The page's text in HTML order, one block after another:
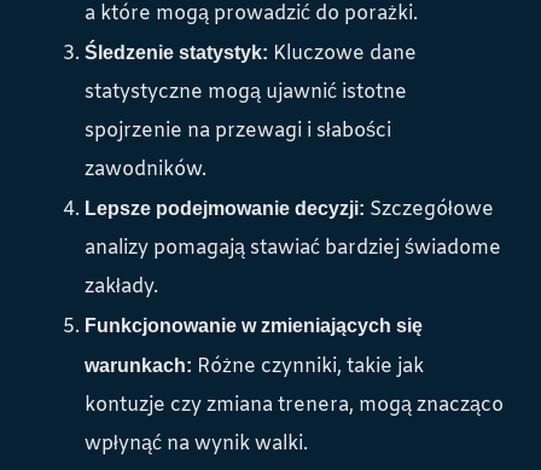
a które mogą prowadzić do porażki.
Śledzenie statystyk: Kluczowe dane
statystyczne mogą ujawnić istotne
spojrzenie na przewagi i słabości
zawodników.
Lepsze podejmowanie decyzji: Szczegółowe
analizy pomagają stawiać bardziej świadome
zakłady.
Funkcjonowanie w zmieniających się
warunkach: Różne czynniki, takie jak
kontuzje czy zmiana trenera, mogą znacząco
wpłynąć na wynik walki.